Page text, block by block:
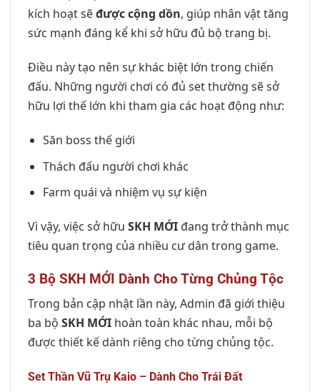
kích hoạt sẽđược cộng dồn, giúp nhân vật tăng
sức mạnh đáng kể khi sở hữu đủ bộ trang bị.
Điều này tạo nên sự khác biệt lớn trong chiến
đấu. Những người chơi có đủ set thường sẽ sở
hữu lợi thế lớn khi tham gia các hoạt động như:
Săn boss thế giới
Thách đấu người chơi khác
Farm quái và nhiệm vụ sự kiện
Vì vậy, việc sở hữu SKH MỚI đang trở thành mục
tiêu quan trọng của nhiều cư dân trong game.
3 Bộ SKH MỚI Dành Cho Từng Chủng Tộc
Trong bản cập nhật lần này, Admin đã giới thiệu
ba bộ SKH MỚI hoàn toàn khác nhau, mỗi bộ
được thiết kế dành riêng cho từng chủng tộc.
Set Thần Vũ Trụ Kaio – Dành Cho Trái Đất